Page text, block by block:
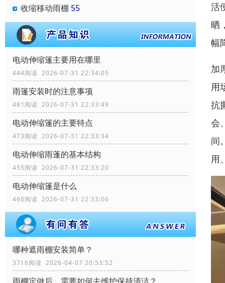
收缩移动雨棚 55
电动伸缩篷主要用在哪里
444阅读 2026-07-31 22:34:05
雨篷安装时的注意事项
481阅读 2026-07-31 22:33:49
电动伸缩篷的主要特点
473阅读 2026-07-31 22:33:34
电动伸缩雨蓬的基本结构
455阅读 2026-07-31 22:33:20
电动伸缩篷是什么
460阅读 2026-07-31 22:33:06
哪种遮雨棚安装简单？
3716阅读 2026-04-07 20:53:52
活
晒
幅
加
用
抗
会
间
用